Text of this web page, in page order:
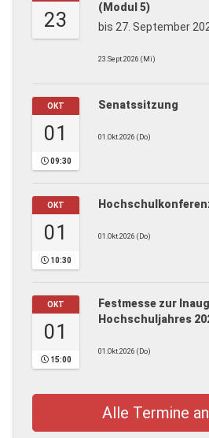
23
(Modul 5)
bis 27. September
23.Sept.2026 (Mi)
OKT
01
09:30
Senatssitzung
01.Okt.2026 (Do)
OKT
01
10:30
01.Okt.2026 (Do)
OKT
01
15:00
Festmesse zur
Hochschuljahres
01.Okt.2026 (Do)
Alle Termine